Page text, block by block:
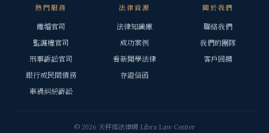
熱門服務
離婚官司
監護權官司
刑事訴訟官司
銀行或民間債務
車禍糾紛訴訟
法律資源
法律知識庫
成功案例
看新聞學法律
存證信函
關於我們
聯絡我們
我們的團隊
客戶回饋
© 2026 天秤座法律網 Libra Law Center